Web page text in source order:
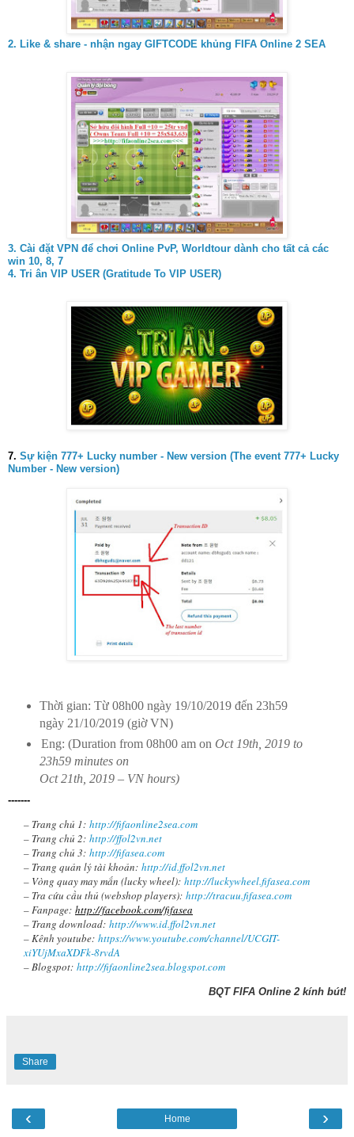
2. Like & share - nhận ngay GIFTCODE khủng FIFA Online 2 SEA
3. Cài đặt VPN để chơi Online PvP, Worldtour dành cho tất cả các
win 10, 8, 7
4. Tri ân VIP USER (Gratitude To VIP USER)
7. Sự kiện 777+ Lucky number - New version (The event 777+ Lucky
Number - New version)
Thời gian: Từ 08h00 ngày 19/10/2019 đến 23h59
ngày 21/10/2019 (giờ VN)
Eng: (Duration from 08h00 am on Oct 19th, 2019 to
23h59 minutes on
Oct 21th, 2019– VN hours)
-------
– Trang chủ 1: http://fifaonline2sea.com
– Trang chủ 2: http://ffol2vn.net
– Trang chủ 3: http://fifasea.com
– Trang quản lý tài khoản: http://id.ffol2vn.net
– Vòng quay may mắn (lucky wheel): http://luckywheel.fifasea.com
– Tra cứu cầu thủ (webshop players): http://tracuu.fifasea.com
– Fanpage: http://facebook.com/fifasea
– Trang download: http://www.id.ffol2vn.net
– Kênh youtube: https://www.youtube.com/channel/UCGIT-
xiYUjMxaXDFk-8rvdA
– Blogspot: http://fifaonline2sea.blogspot.com
BQT FIFA Online 2 kính bút!
Share
‹ ›
Home